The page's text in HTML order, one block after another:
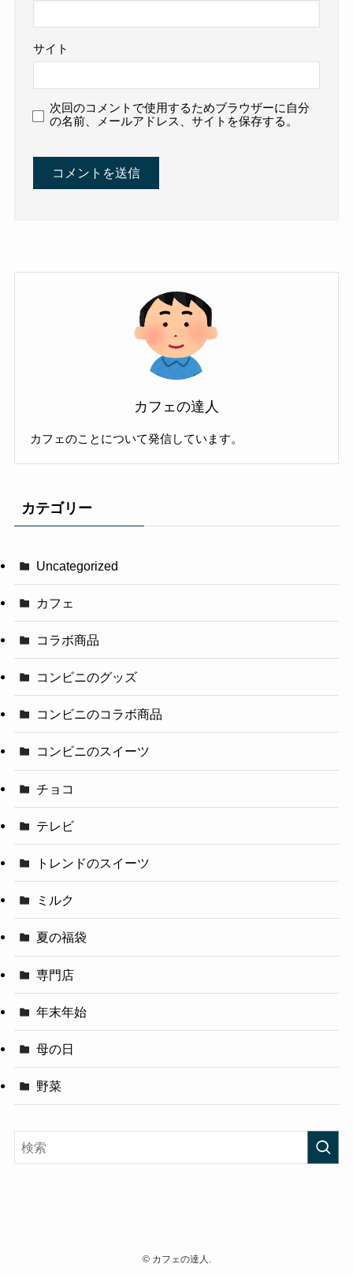
サイト
次回のコメントで使用するためブラウザーに自分
の名前、メールアドレス、サイトを保存する。
カフェの達人
カフェのことについて発信しています。
カテゴリー
Uncategorized
カフェ
コラボ商品
コンビニのグッズ
コンビニのコラボ商品
コンビニのスイーツ
チョコ
テレビ
トレンドのスイーツ
ミルク
夏の福袋
専門店
年末年始
母の日
野菜
©カフェの達人.